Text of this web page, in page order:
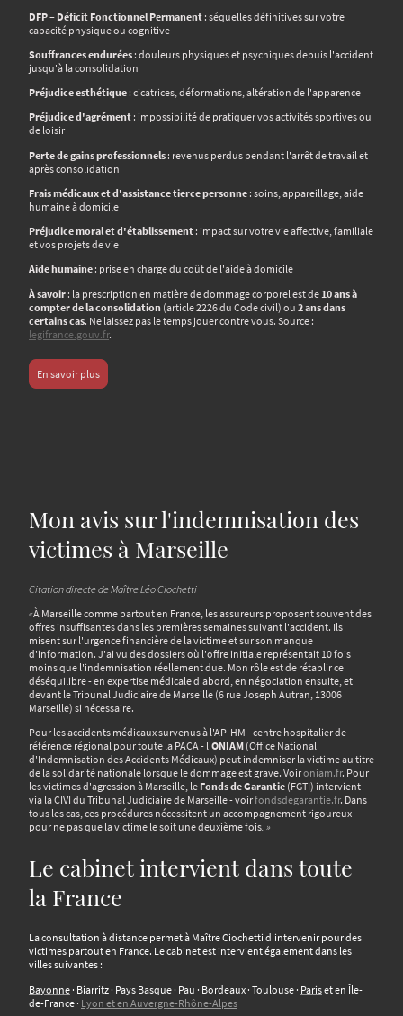
DFP – Déficit Fonctionnel Permanent : séquelles définitives sur votre
capacité physique ou cognitive
Souffrances endurées : douleurs physiques et psychiques depuis l'accident
jusqu'à la consolidation
Préjudice esthétique : cicatrices, déformations, altération de l'apparence
Préjudice d'agrément : impossibilité de pratiquer vos activités sportives ou
de loisir
Perte de gains professionnels : revenus perdus pendant l'arrêt de travail et
après consolidation
Frais médicaux et d'assistance tierce personne : soins, appareillage, aide
humaine à domicile
Préjudice moral et d'établissement : impact sur votre vie affective, familiale
et vos projets de vie
Aide humaine : prise en charge du coût de l'aide à domicile
À savoir : la prescription en matière de dommage corporel est de 10 ans à
compter de la consolidation (article 2226 du Code civil) ou 2 ans dans
certains cas. Ne laissez pas le temps jouer contre vous. Source :
legifrance.gouv.fr.
En savoir plus
Mon avis sur l'indemnisation des
victimes à Marseille
Citation directe de Maître Léo Ciochetti
«À Marseille comme partout en France, les assureurs proposent souvent des
offres insuffisantes dans les premières semaines suivant l'accident. Ils
misent sur l'urgence financière de la victime et sur son manque
d'information. J'ai vu des dossiers où l'offre initiale représentait 10 fois
moins que l'indemnisation réellement due. Mon rôle est de rétablir ce
déséquilibre - en expertise médicale d'abord, en négociation ensuite, et
devant le Tribunal Judiciaire de Marseille (6 rue Joseph Autran, 13006
Marseille) si nécessaire.
Pour les accidents médicaux survenus à l'AP-HM - centre hospitalier de
référence régional pour toute la PACA - l'ONIAM (Office National
d'Indemnisation des Accidents Médicaux) peut indemniser la victime au titre
de la solidarité nationale lorsque le dommage est grave. Voironiam.fr. Pour
les victimes d'agression à Marseille, le Fonds de Garantie (FGTI) intervient
via la CIVI du Tribunal Judiciaire de Marseille - voirfondsdegarantie.fr. Dans
tous les cas, ces procédures nécessitent un accompagnement rigoureux
pour ne pas que la victime le soit une deuxième fois. »
Le cabinet intervient dans toute
la France
La consultation à distance permet à Maître Ciochetti d'intervenir pour des
victimes partout en France. Le cabinet est intervient également dans les
villes suivantes :
Bayonne · Biarritz · Pays Basque · Pau · Bordeaux · Toulouse · Pariset en Île-
de-France · Lyon et en Auvergne-Rhône-Alpes